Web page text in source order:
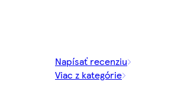
Napísať recenziu
Viac z kategórie